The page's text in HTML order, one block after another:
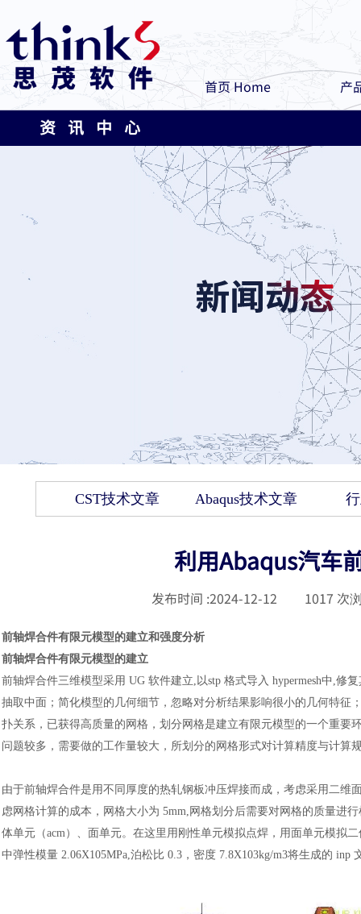
首页 Home 产
资 讯 中 心
CST技术文章 Abaqus技术文章
利用Abaqus汽车
发布时间 :2024-12-12 1017 次
前轴焊合件有限元模型的建立和强度分析
前轴焊合件有限元模型的建立
前轴焊合件三维模型采用 UG 软件建立,以stp 格式导入 hypermesh中,修
抽取中面；简化模型的几何细节，忽略对分析结果影响很小的几何特征
扑关系，已获得高质量的网格，划分网格是建立有限元模型的一个重要
问题较多，需要做的工作量较大，所划分的网格形式对计算精度与计算
由于前轴焊合件是用不同厚度的热轧钢板冲压焊接而成，考虑采用二维
虑网格计算的成本，网格大小为 5mm,网格划分后需要对网格的质量进
体单元（acm）、面单元。在这里用刚性单元模拟点焊，用面单元模拟
中弹性模量 2.06X105MPa,泊松比 0.3，密度 7.8X103kg/m3将生成的 inp